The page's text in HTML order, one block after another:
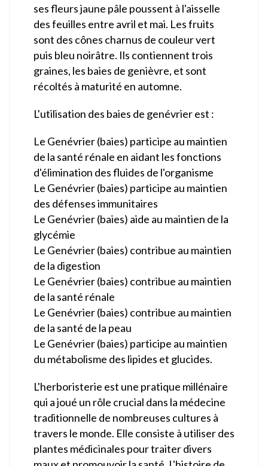
ses fleurs jaune pâle poussent à l'aisselle
des feuilles entre avril et mai. Les fruits
sont des cônes charnus de couleur vert
puis bleu noirâtre. Ils contiennent trois
graines, les baies de genièvre, et sont
récoltés à maturité en automne.
L'utilisation des baies de genévrier est :
Le Genévrier (baies) participe au maintien
de la santé rénale en aidant les fonctions
d'élimination des fluides de l'organisme
Le Genévrier (baies) participe au maintien
des défenses immunitaires
Le Genévrier (baies) aide au maintien de la
glycémie
Le Genévrier (baies) contribue au maintien
de la digestion
Le Genévrier (baies) contribue au maintien
de la santé rénale
Le Genévrier (baies) contribue au maintien
de la santé de la peau
Le Genévrier (baies) participe au maintien
du métabolisme des lipides et glucides.
L'herboristerie est une pratique millénaire
qui a joué un rôle crucial dans la médecine
traditionnelle de nombreuses cultures à
travers le monde. Elle consiste à utiliser des
plantes médicinales pour traiter divers